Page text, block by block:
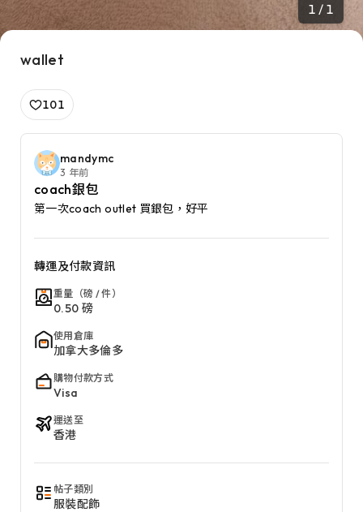
1 / 1
wallet
101
mandymc
3 年前
coach銀包
第一次coach outlet 買銀包，好平
轉運及付款資訊
重量（磅 / 件）
0.50 磅
使用倉庫
加拿大多倫多
購物付款方式
Visa
運送至
香港
帖子類別
服裝配飾